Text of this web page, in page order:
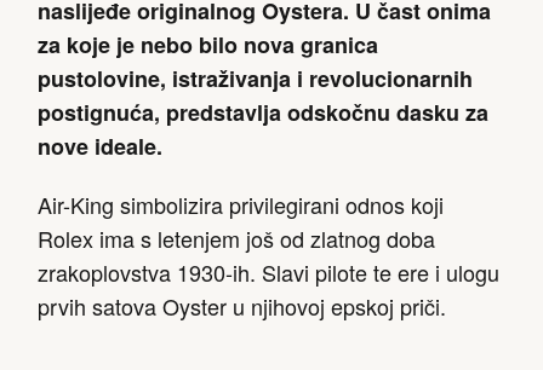
naslijeđe originalnog Oystera. U čast onima
za koje je nebo bilo nova granica
pustolovine, istraživanja i revolucionarnih
postignuća, predstavlja odskočnu dasku za
nove ideale.
Air-King simbolizira privilegirani odnos koji
Rolex ima s letenjem još od zlatnog doba
zrakoplovstva 1930-ih. Slavi pilote te ere i ulogu
prvih satova Oyster u njihovoj epskoj priči.